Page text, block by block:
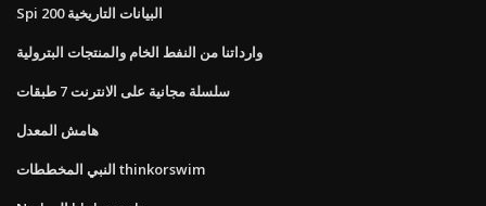
Spi 200 البيانات التاريخية
وارداتنا من النفط الخام والمنتجات البترولية
سلسلة مجانية على الانترنت 7 طبقات
هامش المعدل
النبي المخططات thinkorswim